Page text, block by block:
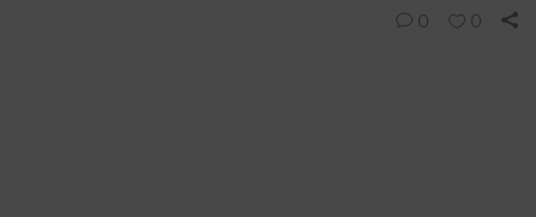
0 0